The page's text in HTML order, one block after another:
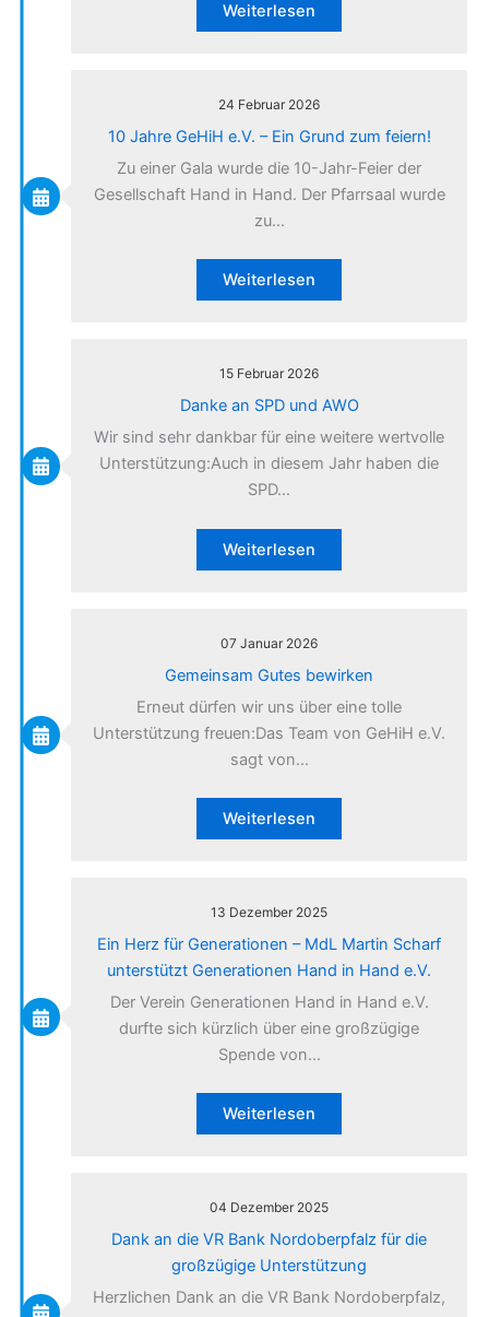
Weiterlesen
24 Februar 2026
10 Jahre GeHiH e.V. – Ein Grund zum feiern!
Zu einer Gala wurde die 10-Jahr-Feier der
Gesellschaft Hand in Hand. Der Pfarrsaal wurde
zu…
Weiterlesen
15 Februar 2026
Danke an SPD und AWO
Wir sind sehr dankbar für eine weitere wertvolle
Unterstützung:Auch in diesem Jahr haben die
SPD…
Weiterlesen
07 Januar 2026
Gemeinsam Gutes bewirken
Erneut dürfen wir uns über eine tolle
Unterstützung freuen:Das Team von GeHiH e.V.
sagt von…
Weiterlesen
13 Dezember 2025
Ein Herz für Generationen – MdL Martin Scharf
unterstützt Generationen Hand in Hand e.V.
Der Verein Generationen Hand in Hand e.V.
durfte sich kürzlich über eine großzügige
Spende von…
Weiterlesen
04 Dezember 2025
Dank an die VR Bank Nordoberpfalz für die
großzügige Unterstützung
Herzlichen Dank an die VR Bank Nordoberpfalz,